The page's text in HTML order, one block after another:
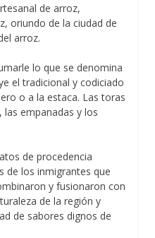
de arroz,
oriundo de la ciudad de
arroz.
lo que se denomina
el tradicional y codiciado
o a la estaca. Las toras
las empanadas y los
de procedencia
de los inmigrantes que
y fusionaron con
de la región y
de sabores dignos de